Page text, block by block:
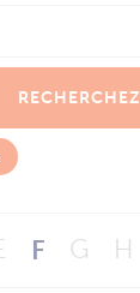
RECHERCHEZ
F G H